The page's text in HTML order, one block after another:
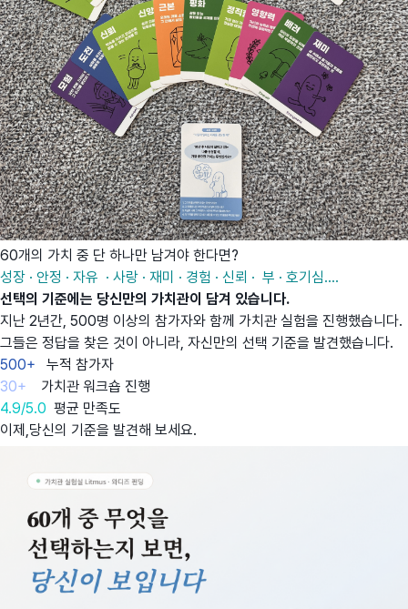
60개의 가치 중 단 하나만 남겨야 한다면?
성장 · 안정 · 자유 · 사랑 · 재미 · 경험 · 신뢰 · 부 · 호기심....
선택의 기준에는 당신만의 가치관이 담겨 있습니다.
지난 2년간, 500명 이상의 참가자와 함께 가치관 실험을 진행했습니다.
그들은 정답을 찾은 것이 아니라, 자신만의 선택 기준을 발견했습니다.
500+ 누적 참가자
30+ 가치관 워크숍 진행
4.9/5.0 평균 만족도
이제,당신의 기준을 발견해 보세요.